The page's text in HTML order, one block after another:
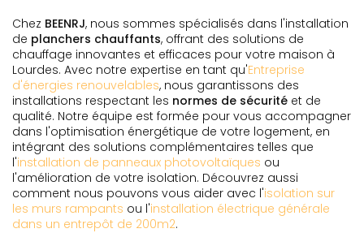
Chez BEENRJ, nous sommes spécialisés dans l'installation
de planchers chauffants, offrant des solutions de
chauffage innovantes et efficaces pour votre maison à
Lourdes. Avec notre expertise en tant qu'Entreprise
d'énergies renouvelables, nous garantissons des
installations respectant les normes de sécurité et de
qualité. Notre équipe est formée pour vous accompagner
dans l'optimisation énergétique de votre logement, en
intégrant des solutions complémentaires telles que
l'installation de panneaux photovoltaïques ou
l'amélioration de votre isolation. Découvrez aussi
comment nous pouvons vous aider avec l'isolation sur
les murs rampants ou l'installation électrique générale
dans un entrepôt de 200m2.